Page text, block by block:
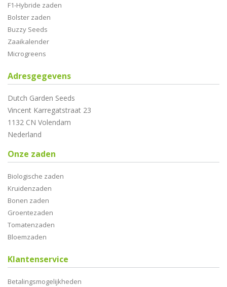
F1-Hybride zaden
Bolster zaden
Buzzy Seeds
Zaaikalender
Microgreens
Adresgegevens
Dutch Garden Seeds
Vincent Karregatstraat 23
1132 CN Volendam
Nederland
Onze zaden
Biologische zaden
Kruidenzaden
Bonen zaden
Groentezaden
Tomatenzaden
Bloemzaden
Klantenservice
Betalingsmogelijkheden